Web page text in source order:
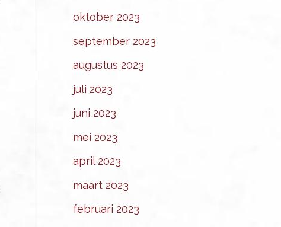
oktober 2023
september 2023
augustus 2023
juli 2023
juni 2023
mei 2023
april 2023
maart 2023
februari 2023